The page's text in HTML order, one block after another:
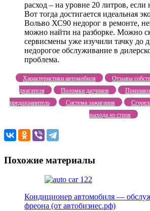
расход – на уровне 20 литров, если
Вот тогда достигается идеальная
Вольво ХС90 недорог в ремонте,
можно найти на разборке. Можно
сервисмены уже изучили тачку до
недорогое обслуживание в
проблема.
Характеристики автомобиля Отзывы
двигателя
Поломки датчиков
предохранитель
Система зажигания
выхода из строя
Похожие материалы
Кондиционер автомобиля —
фреона (от автобизнес.рф)